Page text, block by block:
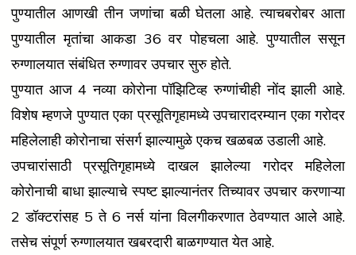
पुण्यातील आणखी तीन जणांचा बळी घेतला आहे. त्याचबरोबर आता
पुण्यातील मृतांचा आकडा 36 वर पोहचला आहे. पुण्यातील ससून
रुग्णालयात संबंधित रुग्णावर उपचार सुरु होते.
पुण्यात आज 4 नव्या कोरोना पॉझिटिव्ह रुग्णांचीही नोंद झाली आहे.
विशेष म्हणजे पुण्यात एका प्रसूतिगृहामध्ये उपचारादरम्यान एका गरोदर
महिलेलाही कोरोनाचा संसर्ग झाल्यामुळे एकच खळबळ उडाली आहे.
उपचारांसाठी प्रसूतिगृहामध्ये दाखल झालेल्या गरोदर महिलेला
कोरोनाची बाधा झाल्याचे स्पष्ट झाल्यानंतर तिच्यावर उपचार करणाऱ्या
2 डॉक्टरांसह 5 ते 6 नर्स यांना विलगीकरणात ठेवण्यात आले आहे.
तसेच संपूर्ण रुग्णालयात खबरदारी बाळगण्यात येत आहे.